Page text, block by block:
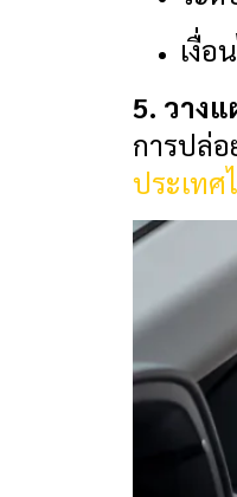
เงื่อ
5. วาง
การปล่
ประเทศ